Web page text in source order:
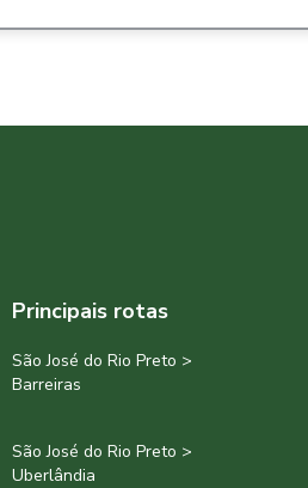
Principais rotas
São José do Rio Preto >
Barreiras
São José do Rio Preto >
Uberlândia